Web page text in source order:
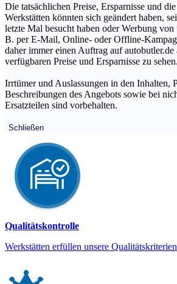
Die tatsächlichen Preise, Ersparnisse und
Werkstätten könnten sich geändert haben,
letzte Mal besucht haben oder Werbung von
B. per E-Mail, Online- oder Offline-
daher immer einen Auftrag auf
verfügbaren Preise und Ersparnisse zu sehen.
Irrtümer und Auslassungen in den Inhalten,
Beschreibungen des Angebots sowie bei
Ersatzteilen sind vorbehalten.
Schließen
Qualitätskontrolle
Werkstätten erfüllen unsere Qualitätskriterien